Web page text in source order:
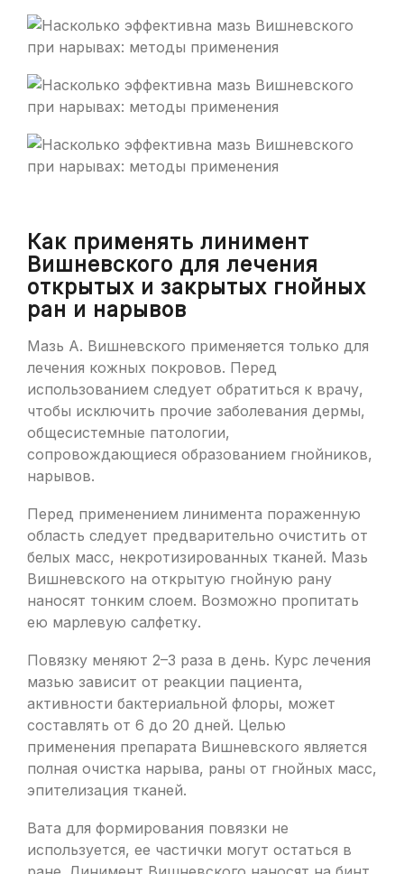
Как применять линимент
Вишневского для лечения
открытых и закрытых гнойных
ран и нарывов
Мазь А. Вишневского применяется только для
лечения кожных покровов. Перед
использованием следует обратиться к врачу,
чтобы исключить прочие заболевания дермы,
общесистемные патологии,
сопровождающиеся образованием гнойников,
нарывов.
Перед применением линимента пораженную
область следует предварительно очистить от
белых масс, некротизированных тканей. Мазь
Вишневского на открытую гнойную рану
наносят тонким слоем. Возможно пропитать
ею марлевую салфетку.
Повязку меняют 2–3 раза в день. Курс лечения
мазью зависит от реакции пациента,
активности бактериальной флоры, может
составлять от 6 до 20 дней. Целью
применения препарата Вишневского является
полная очистка нарыва, раны от гнойных масс,
эпителизация тканей.
Вата для формирования повязки не
используется, ее частички могут остаться в